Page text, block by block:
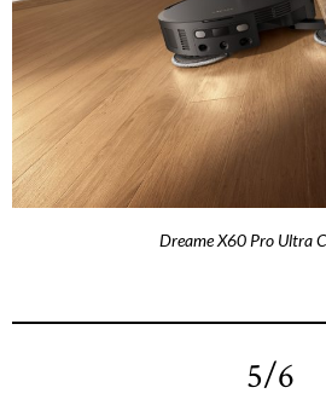
Dreame X60 Pro Ultra
5/6